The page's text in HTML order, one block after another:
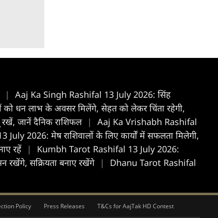
|
Aaj Ka Singh Rashifal 13 July 2026: सिंह
को धन लाभ के अवसर मिलेंगे, सेहत को लेकर चिंता रहेगी,
रखें, जानें दैनिक राशिफल |
Aaj Ka Vrishabh Rashifal
2026: मेष राशिवालों के लिए कार्यों में सफलता मिलेगी,
रहें |
Kumbh Tarot Rashifal 13 July 2026:
सक्रियता बनाए रखेंगे |
Dhanu Tarot Rashifal
Policy Press Releases T&Cs for AajTak HD Contest